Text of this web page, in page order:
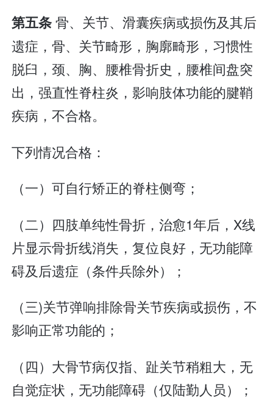
第五条骨、关节、滑囊疾病或损伤及其后
遗症，骨、关节畸形，胸廓畸形，习惯性
脱臼，颈、胸、腰椎骨折史，腰椎间盘突
出，强直性脊柱炎，影响肢体功能的腱鞘
疾病，不合格。
下列情况合格：
（一）可自行矫正的脊柱侧弯；
（二）四肢单纯性骨折，治愈1年后，X线
片显示骨折线消失，复位良好，无功能障
碍及后遗症（条件兵除外）；
（三)关节弹响排除骨关节疾病或损伤，不
影响正常功能的；
（四）大骨节病仅指、趾关节稍粗大，无
自觉症状，无功能障碍（仅陆勤人员）；